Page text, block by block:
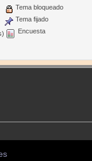
Tema bloqueado
Tema fijado
Encuesta